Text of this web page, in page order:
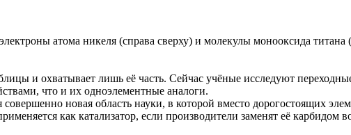
атома никеля (справа сверху) и молекулы монооксида
и охватывает лишь её часть. Сейчас учёные исследуют
что и их одноэлементные аналоги.
новая область науки, в которой вместо дорогостоящих
как катализатор, если производители заменят её карбидом